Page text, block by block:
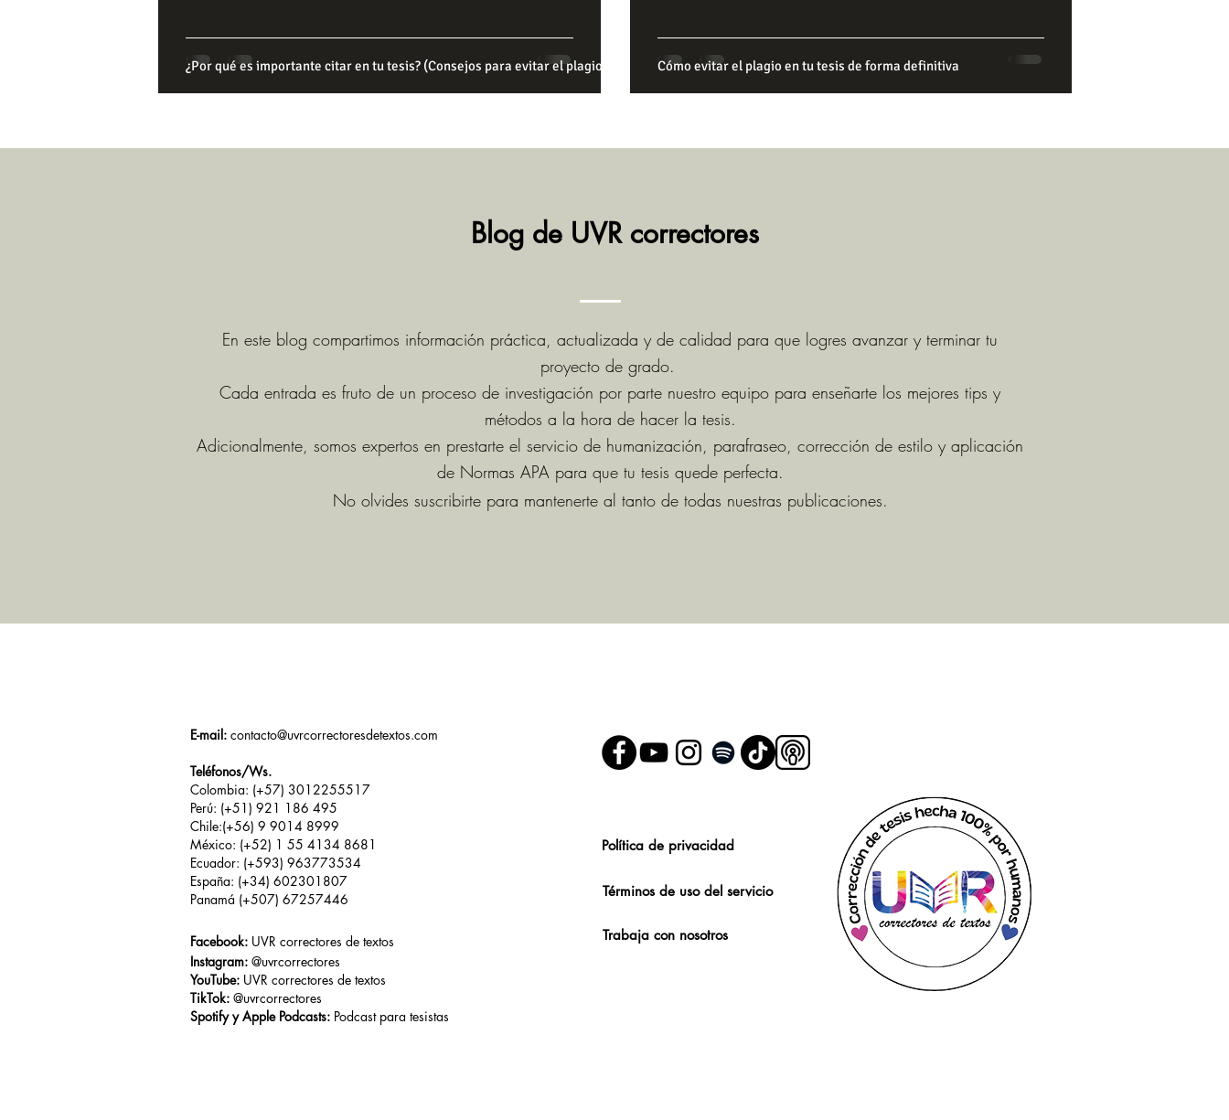
¿Por qué es importante citar en tu tesis? (Consejos para evitar el plagio) Cómo evitar el plagio en tu tesis de forma definitiva
Blog de UVR correctores
En este blog compartimos información práctica, actualizada y de calidad para que logres avanzar y terminar tu
proyecto de grado.
Cada entrada es fruto de un proceso de investigación por parte nuestro equipo para enseñarte los mejores tips y
métodos a la hora de hacer la tesis.
Adicionalmente, somos expertos en prestarte el servicio de humanización, parafraseo, corrección de estilo y aplicación
de Normas APA para que tu tesis quede perfecta.
No olvides suscribirte para mantenerte al tanto de todas nuestras publicaciones.
E-mail: contacto@uvrcorrectoresdetextos.com
Teléfonos/Ws.
Colombia: (+57) 3012255517
Perú: (+51) 921 186 495
Chile:(+56) 9 9014 8999
México: (+52) 1 55 4134 8681
Ecuador: (+593) 963773534
España: (+34) 602301807
Panamá (+507) 67257446
Facebook: UVR correctores de textos
Instagram: @uvrcorrectores
YouTube: UVR correctores de textos
TikTok: @uvrcorrectores
Spotify y Apple Podcasts: Podcast para tesistas
Política de privacidad
Términos de uso del servicio
Trabaja con nosotros